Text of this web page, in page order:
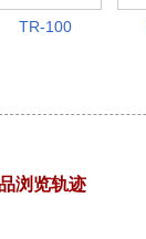
TR-100
浏览轨迹